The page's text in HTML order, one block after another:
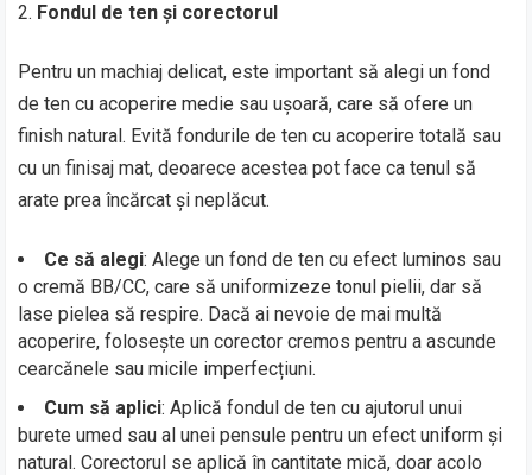
Fondul de ten și corectorul
Pentru un machiaj delicat, este important să alegi un fond
de ten cu acoperire medie sau ușoară, care să ofere un
finish natural. Evită fondurile de ten cu acoperire totală sau
cu un finisaj mat, deoarece acestea pot face ca tenul să
arate prea încărcat și neplăcut.
Ce să alegi: Alege un fond de ten cu efect luminos sau
o cremă BB/CC, care să uniformizeze tonul pielii, dar să
lase pielea să respire. Dacă ai nevoie de mai multă
acoperire, folosește un corector cremos pentru a ascunde
cearcănele sau micile imperfecțiuni.
Cum să aplici: Aplică fondul de ten cu ajutorul unui
burete umed sau al unei pensule pentru un efect uniform și
natural. Corectorul se aplică în cantitate mică, doar acolo